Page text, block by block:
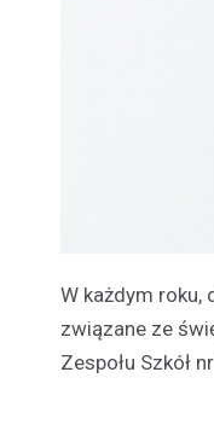
W każdym roku,
związane ze
Zespołu Szkół